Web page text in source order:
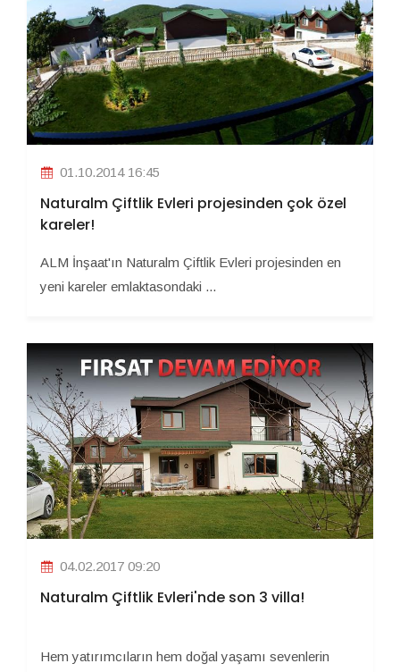
01.10.2014 16:45
Naturalm Çiftlik Evleri projesinden çok özel
kareler!
ALM İnşaat'ın Naturalm Çiftlik Evleri projesinden en
yeni kareler emlaktasondaki ...
04.02.2017 09:20
Naturalm Çiftlik Evleri'nde son 3 villa!
Hem yatırımcıların hem doğal yaşamı sevenlerin